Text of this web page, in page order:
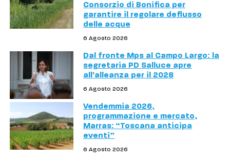
Consorzio di Bonifica per
garantire il regolare deflusso
delle acque
6 Agosto 2026
Dal fronte Mps al Campo Largo: la
segretaria PD Salluce apre
all'alleanza per il 2028
6 Agosto 2026
Vendemmia 2026,
programmazione e mercato,
Marras: “Toscana anticipa
eventi”
6 Agosto 2026